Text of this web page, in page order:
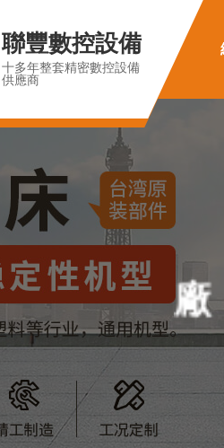
聯豐數控設備
十多年整套精密數控設備
供應商
廠